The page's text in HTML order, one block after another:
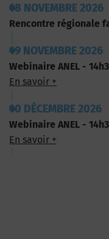
18 NOVEMBRE 2026
Rencontre régionale
19 NOVEMBRE 2026
Webinaire ANEL -
En savoir +
10 DÉCEMBRE 2026
Webinaire ANEL -
En savoir +